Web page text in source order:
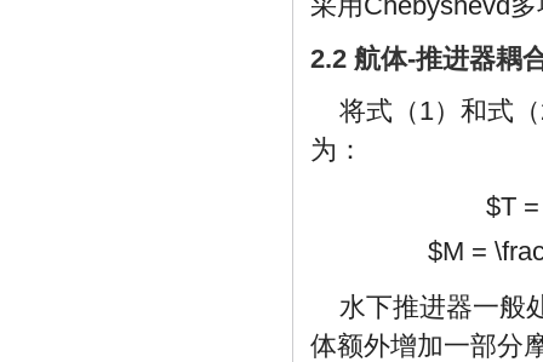
2.2 航体-推进器耦
将式（1）和式
为：
$T
$M =
水下推进器一般
体额外增加一部分